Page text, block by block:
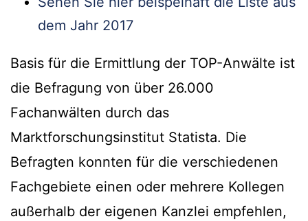
dem Jahr 2017
Basis für die Ermittlung der TOP-Anwälte ist
die Befragung von über 26.000
Fachanwälten durch das
Marktforschungsinstitut Statista. Die
Befragten konnten für die verschiedenen
Fachgebiete einen oder mehrere Kollegen
außerhalb der eigenen Kanzlei empfehlen,